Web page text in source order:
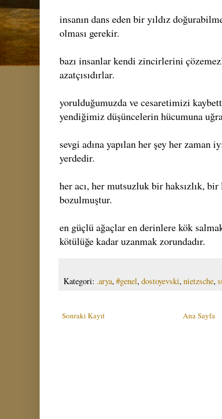
insanın dans eden bir yıldız
olması gerekir.
bazı insanlar kendi zincirlerini
azatçısıdırlar.
yorulduğumuzda ve cesaretimizi
yendiğimiz düşüncelerin hücumuna
sevgi adına yapılan her şey her zaman
yerdedir.
her acı, her mutsuzluk bir haksızlık,
bozulmuştur.
en güçlü ağaçlar en derinlere kök
kötülüğe kadar uzanmak zorundadır.
Kategori: .arya,#genel,dostoyevski,nietzsche,
Sonraki Kayıt Ana Sayfa